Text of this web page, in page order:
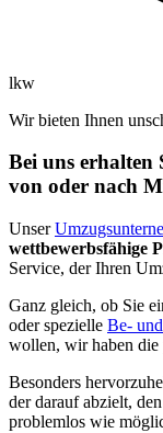
lkw
Wir bieten Ihnen
Bei uns erhalten
von oder nach
Unser
wettbewerbsfähige
Service, der Ihren
Ganz gleich, ob Sie
oder spezielle Be-
wollen, wir haben die
Besonders
der darauf abzielt,
problemlos wie